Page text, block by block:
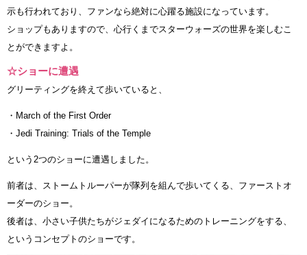
示も行われており、ファンなら絶対に心躍る施設になっています。
ショップもありますので、心行くまでスターウォーズの世界を楽しむこ
とができますよ。
☆ショーに遭遇
グリーティングを終えて歩いていると、
・March of the First Order
・Jedi Training: Trials of the Temple
という2つのショーに遭遇しました。
前者は、ストームトルーパーが隊列を組んで歩いてくる、ファーストオ
ーダーのショー。
後者は、小さい子供たちがジェダイになるためのトレーニングをする、
というコンセプトのショーです。